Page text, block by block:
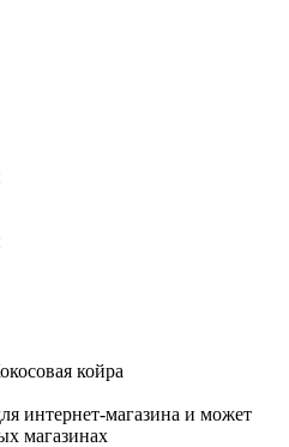
койра
интернет-магазина и может
магазинах